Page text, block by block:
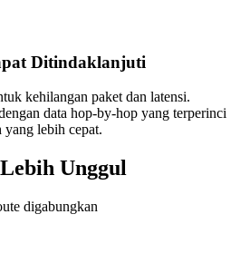
Ditindaklanjuti
kehilangan paket dan latensi.
data hop-by-hop yang terperinci
yang lebih cepat.
Unggul
digabungkan